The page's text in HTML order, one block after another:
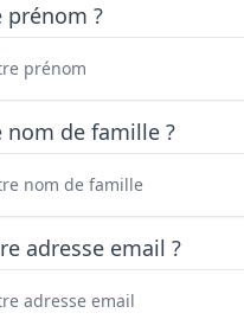
prénom ?
nom de famille ?
adresse email ?